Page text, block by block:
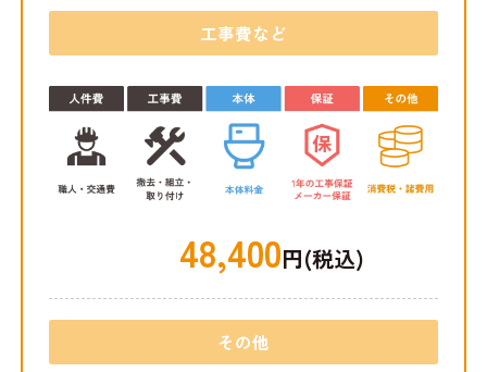
工事費など
48,400円(税込)
その他